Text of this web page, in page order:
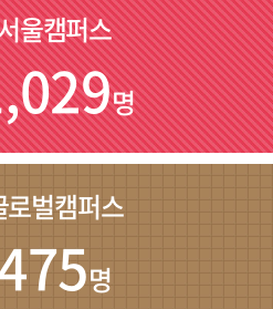
울캠퍼스
명
로벌캠퍼스
명